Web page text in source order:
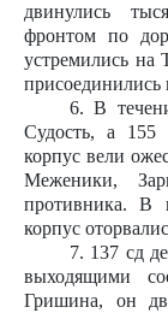
двинулись
фронтом по
устремились на
присоединились
6. В
Судость, а 155
корпус вели
Меженики,
противника. В
корпус
7. 137 сд
выходящими
Гришина, он